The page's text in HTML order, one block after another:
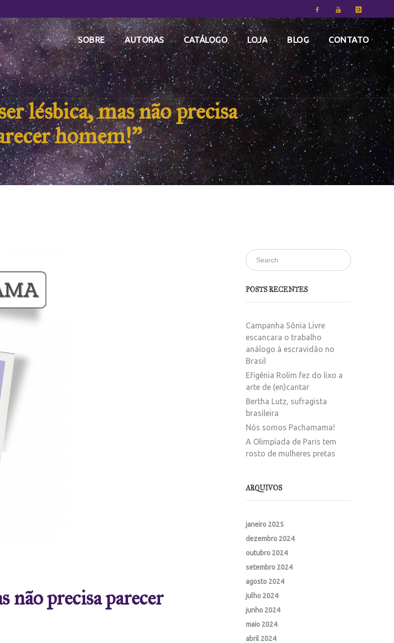
SOBRE AUTORAS CATÁLOGO LOJA BLOG CONTATO
lésbica, mas não precisa
homem!”
não precisa parecer
POSTS RECENTES
Campanha Sônia Livre
escancara o trabalho
análogo à escravidão no
Brasil
Efigênia Rolim fez do lixo a
arte de (en)cantar
Bertha Lutz, sufragista
brasileira
Nós somos Pachamama!
A Olimpíada de Paris tem
rosto de mulheres pretas
ARQUIVOS
janeiro 2025
dezembro 2024
outubro 2024
setembro 2024
agosto 2024
julho 2024
junho 2024
maio 2024
abril 2024